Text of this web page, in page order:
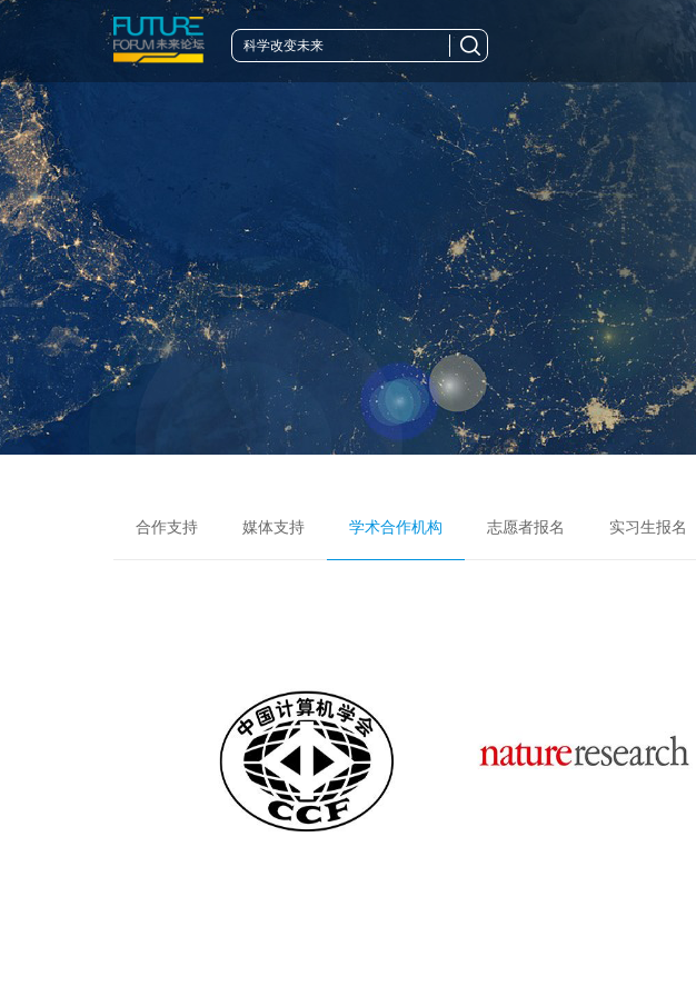
合作支持 媒体支持 学术合作机构 志愿者报名 实习生报名